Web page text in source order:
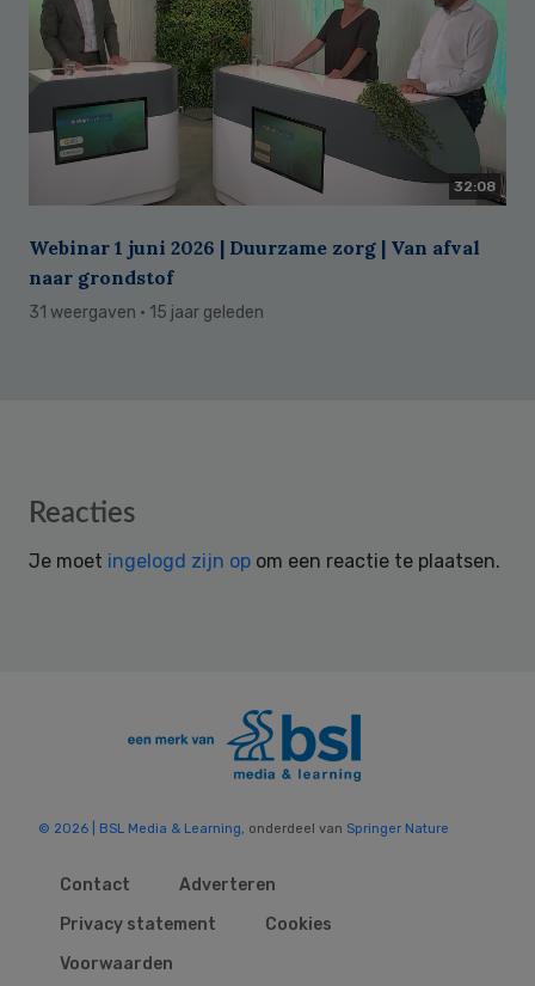
32:08
Webinar 1 juni 2026 | Duurzame zorg | Van afval
naar grondstof
31 weergaven · 15 jaar geleden
Reader
Reacties
Je moet ingelogd zijn op om een reactie te plaatsen.
© 2026 | BSL Media & Learning, onderdeel van Springer Nature
Contact
Adverteren
Privacy statement
Cookies
Voorwaarden